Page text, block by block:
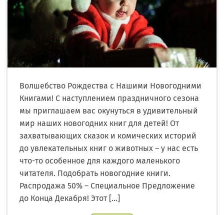
Волшебство Рождества с Нашими Новогодними
Книгами! С наступлением праздничного сезона
мы приглашаем вас окунуться в удивительный
мир наших новогодних книг для детей! От
захватывающих сказок и комических историй
до увлекательных книг о животных – у нас есть
что-то особенное для каждого маленького
читателя. Подобрать новогодние книги.
Распродажа 50% – Специальное Предложение
до Конца Декабря! Этот […]